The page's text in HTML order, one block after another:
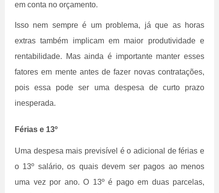
em conta no orçamento.
Isso nem sempre é um problema, já que as horas
extras também implicam em maior produtividade e
rentabilidade. Mas ainda é importante manter esses
fatores em mente antes de fazer novas contratações,
pois essa pode ser uma despesa de curto prazo
inesperada.
Férias e 13º
Uma despesa mais previsível é o adicional de férias e
o 13º salário, os quais devem ser pagos ao menos
uma vez por ano. O 13º é pago em duas parcelas,